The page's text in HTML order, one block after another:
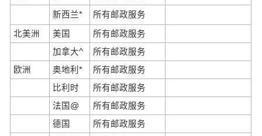
新西兰* 所有邮政服务
北美洲 美国
所有邮政服务
加拿大^
所有邮政服务
欧洲
奥地利*
所有邮政服务
比利时
所有邮政服务
法国@
所有邮政服务
德国
所有邮政服务